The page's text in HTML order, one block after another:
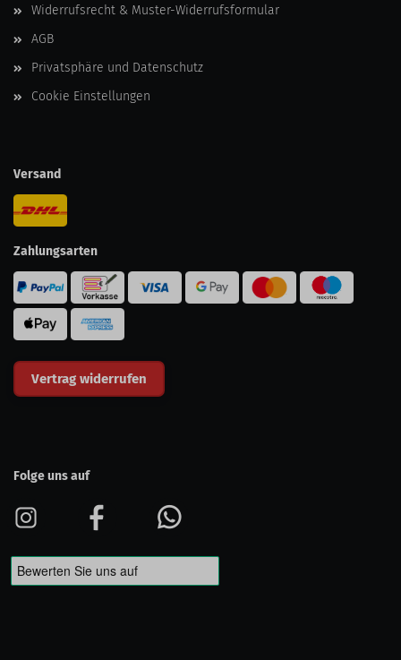
Widerrufsrecht & Muster-Widerrufsformular
AGB
Privatsphäre und Datenschutz
Cookie Einstellungen
Versand
Zahlungsarten
Vertrag widerrufen
Folge uns auf